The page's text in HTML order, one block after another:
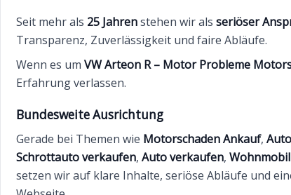
Seit mehr als 25 Jahrenstehen wir als seriöser
Transparenz, Zuverlässigkeit und faire Abläufe.
Wenn es um VW Arteon R – Motor Probleme
Erfahrung verlassen.
Bundesweite Ausrichtung
Gerade bei Themen wie Motorschaden Ankauf,
Schrottauto verkaufen, Auto verkaufen,
setzen wir auf klare Inhalte, seriöse Abläufe und